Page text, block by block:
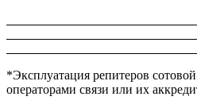
*Эксплуатация репитеров
операторами связи или их